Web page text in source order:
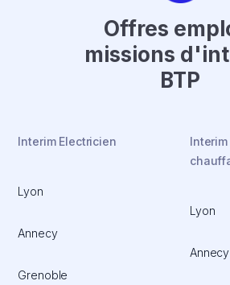
Offres
missions
BTP
Interim Electricien
Lyon
Annecy
Grenoble
Lyon
Annecy